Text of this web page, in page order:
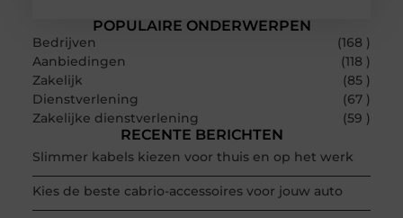
POPULAIRE ONDERWERPEN
Bedrijven
(168 )
Aanbiedingen
(118 )
Zakelijk
(85 )
Dienstverlening
(67 )
Zakelijke dienstverlening
(59 )
RECENTE BERICHTEN
Slimmer kabels kiezen voor thuis en op het werk
Kies de beste cabrio-accessoires voor jouw auto